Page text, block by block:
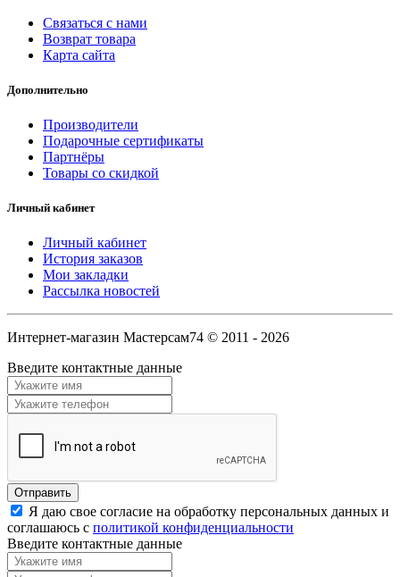
Связаться с нами
Возврат товара
Карта сайта
Дополнительно
Производители
Подарочные сертификаты
Партнёры
Товары со скидкой
Личный кабинет
Личный кабинет
История заказов
Мои закладки
Рассылка новостей
Интернет-магазин Мастерсам74 © 2011 - 2026
Введите контактные данные
Я даю свое согласие на обработку персональных данных и
соглашаюсь с политикой конфиденциальности
Введите контактные данные